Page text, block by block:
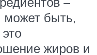
может быть,
жиров и